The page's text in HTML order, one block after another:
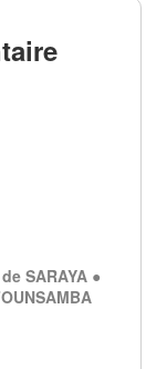
SARAYA ●